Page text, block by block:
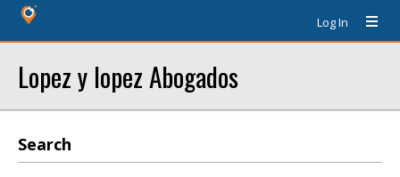
Log In
Lopez y lopez Abogados
Search